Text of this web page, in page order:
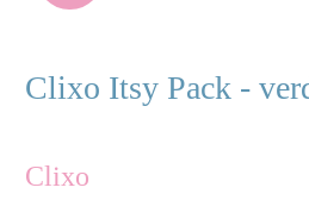
Clixo Itsy Pack -
Clixo